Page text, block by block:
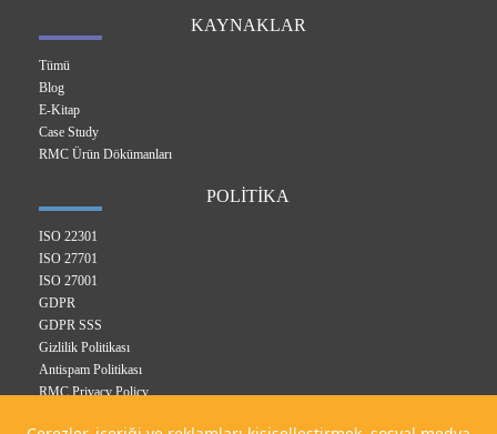
KAYNAKLAR
Tümü
Blog
E-Kitap
Case Study
RMC Ürün Dökümanları
POLİTİKA
ISO 22301
ISO 27701
ISO 27001
GDPR
GDPR SSS
Gizlilik Politikası
Antispam Politikası
RMC Privacy Policy